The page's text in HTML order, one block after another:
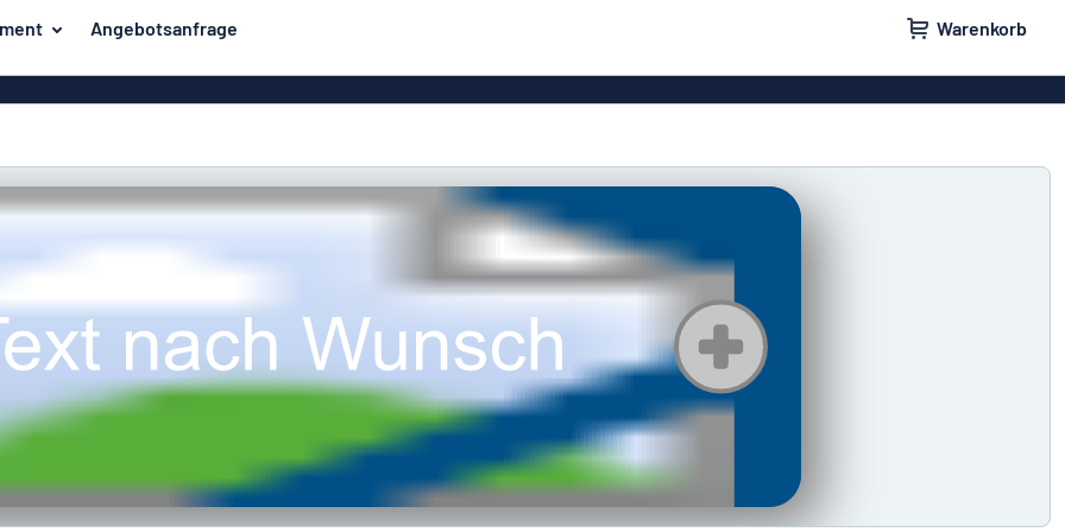
Angebotsanfrage Warenkorb
PVC-Schilder
Massives PET
Klebebuchstaben
Aluminiumschilder im
Emaillestil
Eloxierte
Aluminiumschilder
Hausschilder Türschilder
Parkplatzschilder
Magnetschilder
Klingelschilder